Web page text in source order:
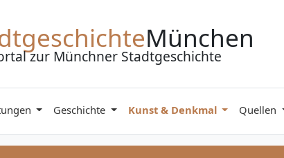
München
zur Münchner Stadtgeschichte
Geschichte Kunst & Denkmal Quellen